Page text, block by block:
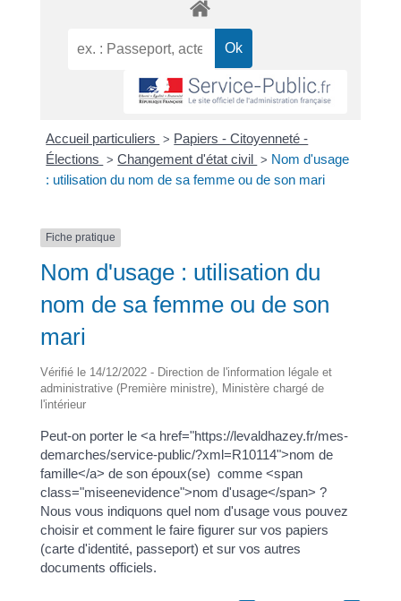
Accueil particuliers > Papiers - Citoyenneté -
Élections > Changement d'état civil > Nom d'usage
: utilisation du nom de sa femme ou de son mari
Fiche pratique
Nom d'usage : utilisation du
nom de sa femme ou de son
mari
Vérifié le 14/12/2022 - Direction de l'information légale et
administrative (Première ministre), Ministère chargé de
l'intérieur
Peut-on porter le <a href="https://levaldhazey.fr/mes-
demarches/service-public/?xml=R10114">nom de
famille</a> de son époux(se) comme <span
class="miseenevidence">nom d'usage</span> ?
Nous vous indiquons quel nom d'usage vous pouvez
choisir et comment le faire figurer sur vos papiers
(carte d'identité, passeport) et sur vos autres
documents officiels.